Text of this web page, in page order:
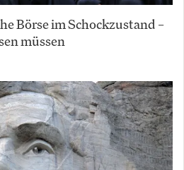
Börse im Schockzustand –
müssen